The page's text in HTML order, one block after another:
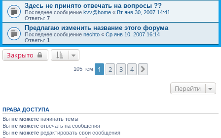
Здесь не принято отвечать на вопросы ??
Последнее сообщение kvv@home « Вт янв 30, 2007 14:41
Ответы: 7
Предлагаю изменить название этого форума
Последнее сообщение nechto « Ср янв 10, 2007 16:14
Ответы: 1
Закрыто
105 тем 1 2 3 4
Перейти
ПРАВА ДОСТУПА
Вы не можете начинать темы
Вы не можете отвечать на сообщения
Вы не можете редактировать свои сообщения